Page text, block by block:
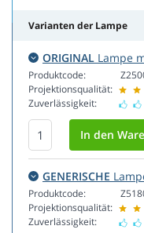
Varianten der Lampe
ORIGINAL Lampe
Produktcode:
Projektionsqualität:
Zuverlässigkeit:
GENERISCHE
Produktcode:
Projektionsqualität:
Zuverlässigkeit: